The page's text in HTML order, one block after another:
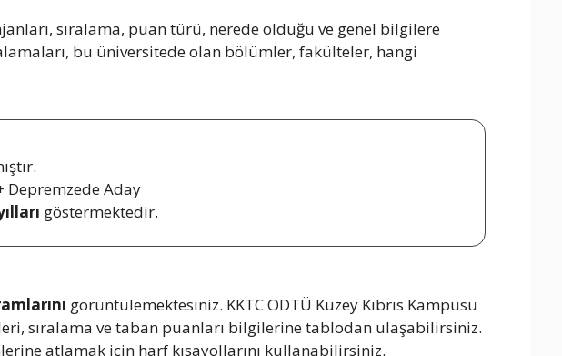
sıralama, puan türü, nerede olduğu ve genel bilgilere
bu üniversitede olan bölümler, fakülteler, hangi
Depremzede Aday
göstermektedir.
görüntülemektesiniz. KKTC ODTÜ Kuzey Kıbrıs Kampüsü
sıralama ve taban puanları bilgilerine tablodan ulaşabilirsiniz.
atlamak için harf kısayollarını kullanabilirsiniz.